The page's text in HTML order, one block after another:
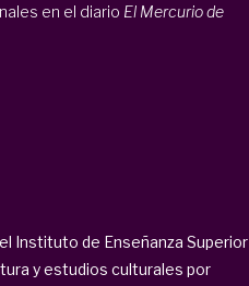
en el diario El Mercurio de
Instituto de Enseñanza Superior
y estudios culturales por